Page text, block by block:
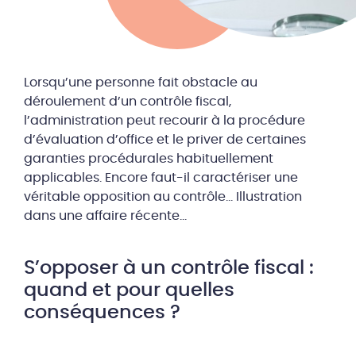
Lorsqu’une personne fait obstacle au
déroulement d’un contrôle fiscal,
l’administration peut recourir à la procédure
d’évaluation d’office et le priver de certaines
garanties procédurales habituellement
applicables. Encore faut-il caractériser une
véritable opposition au contrôle… Illustration
dans une affaire récente…
S’opposer à un contrôle fiscal :
quand et pour quelles
conséquences ?